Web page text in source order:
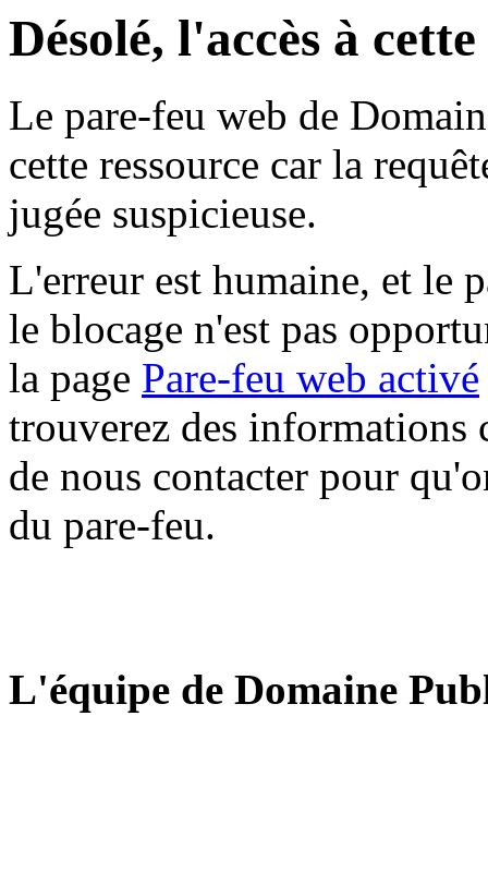
Désolé, l'accès à
Le pare-feu web de
cette ressource car la
jugée suspicieuse.
L'erreur est humaine, et le
le blocage n'est pas
la page Pare-feu web activé
trouverez des informations
de nous contacter pour
du pare-feu.
L'équipe de Domaine